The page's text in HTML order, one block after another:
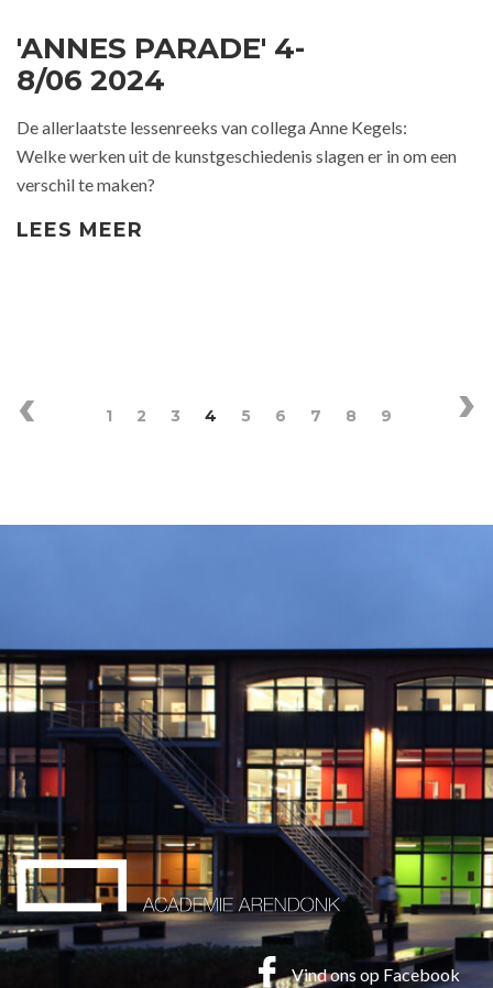
'ANNES PARADE' 4-
8/06 2024
De allerlaatste lessenreeks van collega Anne Kegels:
Welke werken uit de kunstgeschiedenis slagen er in om een
verschil te maken?
LEES MEER
1 2 3 4 5 6 7 8 9
Vind ons op Facebook